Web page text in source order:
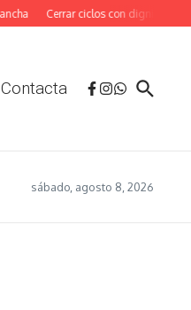
Cerrar ciclos con dignidad: La
Contacta
sábado, agosto 8, 2026